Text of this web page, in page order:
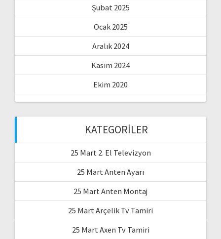
Şubat 2025
Ocak 2025
Aralık 2024
Kasım 2024
Ekim 2020
KATEGORILER
25 Mart 2. El Televizyon
25 Mart Anten Ayarı
25 Mart Anten Montaj
25 Mart Arçelik Tv Tamiri
25 Mart Axen Tv Tamiri